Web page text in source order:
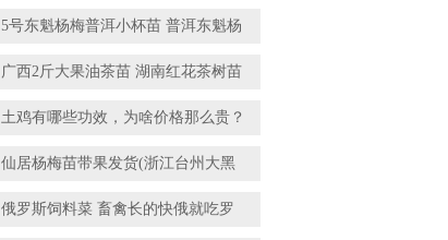
5号东魁杨梅普洱小杯苗 普洱东魁杨
广西2斤大果油茶苗 湖南红花茶树苗
土鸡有哪些功效，为啥价格那么贵？
仙居杨梅苗带果发货(浙江台州大黑
俄罗斯饲料菜 畜禽长的快俄就吃罗